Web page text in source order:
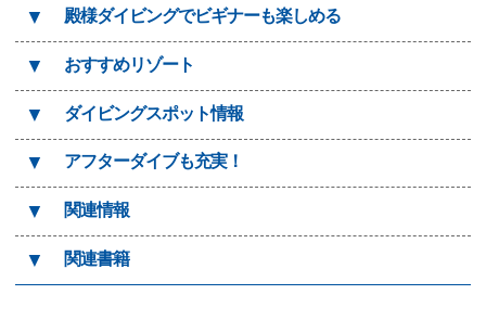
▼ 殿様ダイビングでビギナーも楽しめる
▼ おすすめリゾート
▼ ダイビングスポット情報
▼ アフターダイブも充実！
▼ 関連情報
▼ 関連書籍